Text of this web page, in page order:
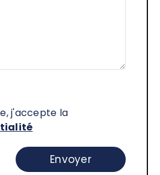
j'accepte la